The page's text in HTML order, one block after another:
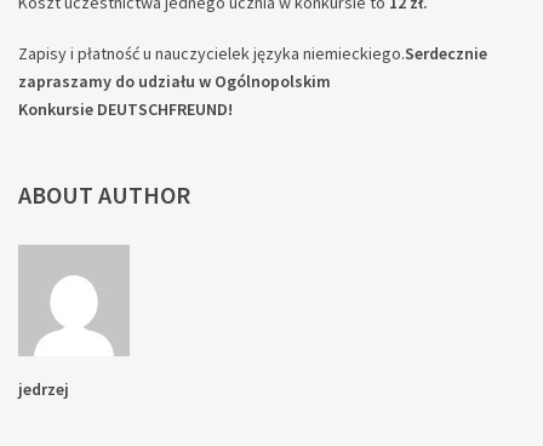
Zapisy i płatność u nauczycielek języka niemieckiego.Serdecznie
zapraszamy do udziału w Ogólnopolskim
Konkursie DEUTSCHFREUND!
ABOUT AUTHOR
jedrzej